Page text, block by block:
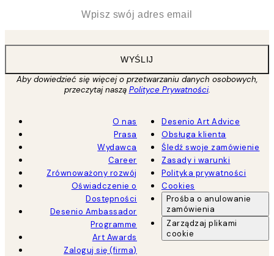
WYŚLIJ
Aby dowiedzieć się więcej o przetwarzaniu danych osobowych,
przeczytaj naszą Polityce Prywatności.
O nas
Prasa
Wydawca
Career
Zrównoważony rozwój
Oświadczenie o
Dostępności
Desenio Ambassador
Programme
Art Awards
Zaloguj się (firma)
Desenio Art Advice
Obsługa klienta
Śledź swoje zamówienie
Zasady i warunki
Polityka prywatności
Cookies
Prośba o anulowanie
zamówienia
Zarządzaj plikami
cookie